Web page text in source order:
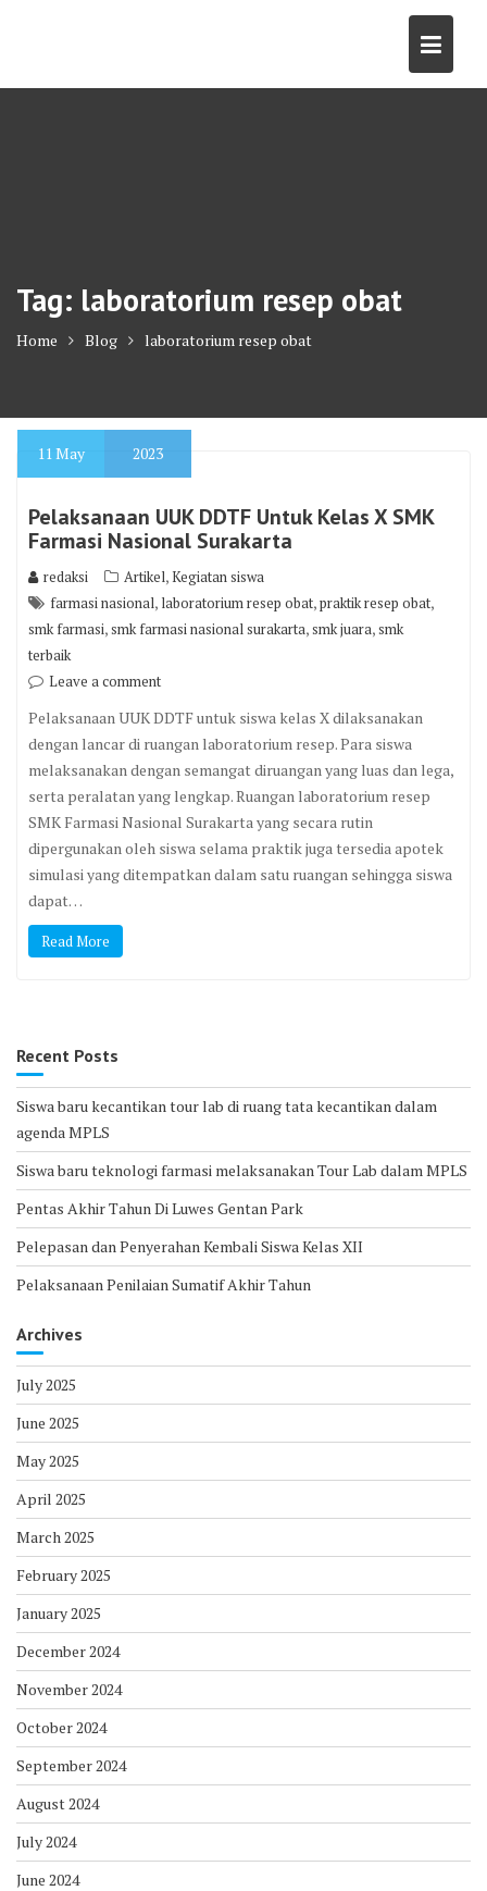
Tag: laboratorium resep obat
Home Blog laboratorium resep obat
11May 2023
Pelaksanaan UUK DDTF Untuk Kelas X SMK
Farmasi Nasional Surakarta
redaksi Artikel,Kegiatan siswa
farmasi nasional, laboratorium resep obat,praktik resep obat,
smk farmasi,smk farmasi nasional surakarta,smk juara,smk
terbaik
Leave a comment
Pelaksanaan UUK DDTF untuk siswa kelas X dilaksanakan
dengan lancar di ruangan laboratorium resep. Para siswa
melaksanakan dengan semangat diruangan yang luas dan lega,
serta peralatan yang lengkap. Ruangan laboratorium resep
SMK Farmasi Nasional Surakarta yang secara rutin
dipergunakan oleh siswa selama praktik juga tersedia apotek
simulasi yang ditempatkan dalam satu ruangan sehingga siswa
dapat…
Read More
Recent Posts
Siswa baru kecantikan tour lab di ruang tata kecantikan dalam
agenda MPLS
Siswa baru teknologi farmasi melaksanakan Tour Lab dalam MPLS
Pentas Akhir Tahun Di Luwes Gentan Park
Pelepasan dan Penyerahan Kembali Siswa Kelas XII
Pelaksanaan Penilaian Sumatif Akhir Tahun
Archives
July 2025
June 2025
May 2025
April 2025
March 2025
February 2025
January 2025
December 2024
November 2024
October 2024
September 2024
August 2024
July 2024
June 2024